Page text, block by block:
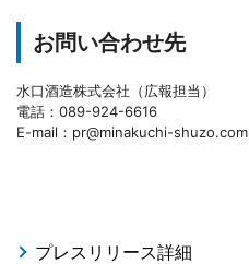
お問い合わせ先
水口酒造株式会社（広報担当）
電話：089-924-6616
E-mail：pr@minakuchi-shuzo.com
プレスリリース詳細